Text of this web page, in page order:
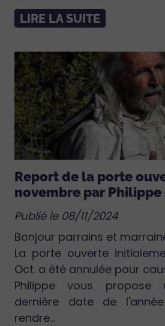
LIRE LA SUITE
Report de la porte
novembre par Philippe
Publié le 08/11/2024
Bonjour parrains et
La porte ouverte
Oct. a été annulée pour
Philippe vous propose
dernière date de
rendre...